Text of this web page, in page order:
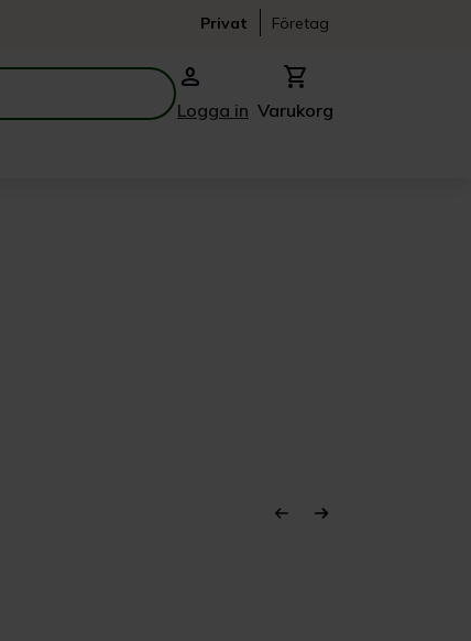
Privat Företag
person
Logga in
shopping_cart
Varukorg